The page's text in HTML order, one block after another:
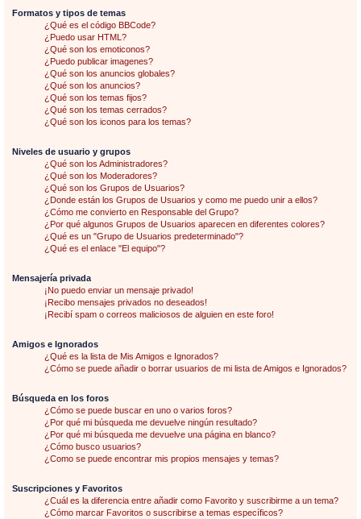
Formatos y tipos de temas
¿Qué es el código BBCode?
¿Puedo usar HTML?
¿Qué son los emoticonos?
¿Puedo publicar imagenes?
¿Qué son los anuncios globales?
¿Qué son los anuncios?
¿Qué son los temas fijos?
¿Qué son los temas cerrados?
¿Qué son los iconos para los temas?
Niveles de usuario y grupos
¿Qué son los Administradores?
¿Qué son los Moderadores?
¿Qué son los Grupos de Usuarios?
¿Donde están los Grupos de Usuarios y como me puedo unir a ellos?
¿Cómo me convierto en Responsable del Grupo?
¿Por qué algunos Grupos de Usuarios aparecen en diferentes colores?
¿Qué es un "Grupo de Usuarios predeterminado"?
¿Qué es el enlace "El equipo"?
Mensajería privada
¡No puedo enviar un mensaje privado!
¡Recibo mensajes privados no deseados!
¡Recibí spam o correos maliciosos de alguien en este foro!
Amigos e Ignorados
¿Qué es la lista de Mis Amigos e Ignorados?
¿Cómo se puede añadir o borrar usuarios de mi lista de Amigos e Ignorados?
Búsqueda en los foros
¿Cómo se puede buscar en uno o varios foros?
¿Por qué mi búsqueda me devuelve ningún resultado?
¿Por qué mi búsqueda me devuelve una página en blanco?
¿Cómo busco usuarios?
¿Como se puede encontrar mis propios mensajes y temas?
Suscripciones y Favoritos
¿Cuál es la diferencia entre añadir como Favorito y suscribirme a un tema?
¿Cómo marcar Favoritos o suscribirse a temas específicos?